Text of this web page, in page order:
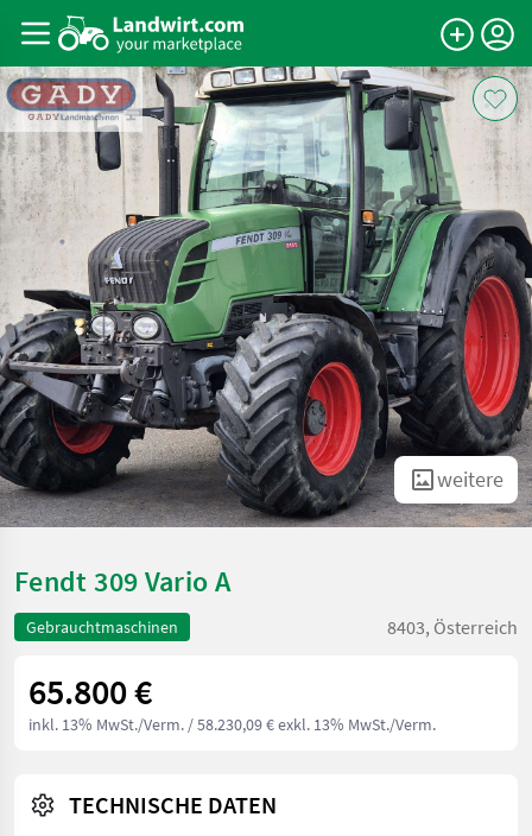
weitere
Fendt 309 Vario A
Gebrauchtmaschinen 8403, Österreich
65.800 €
inkl. 13% MwSt./Verm. / 58.230,09 € exkl. 13% MwSt./Verm.
TECHNISCHE DATEN